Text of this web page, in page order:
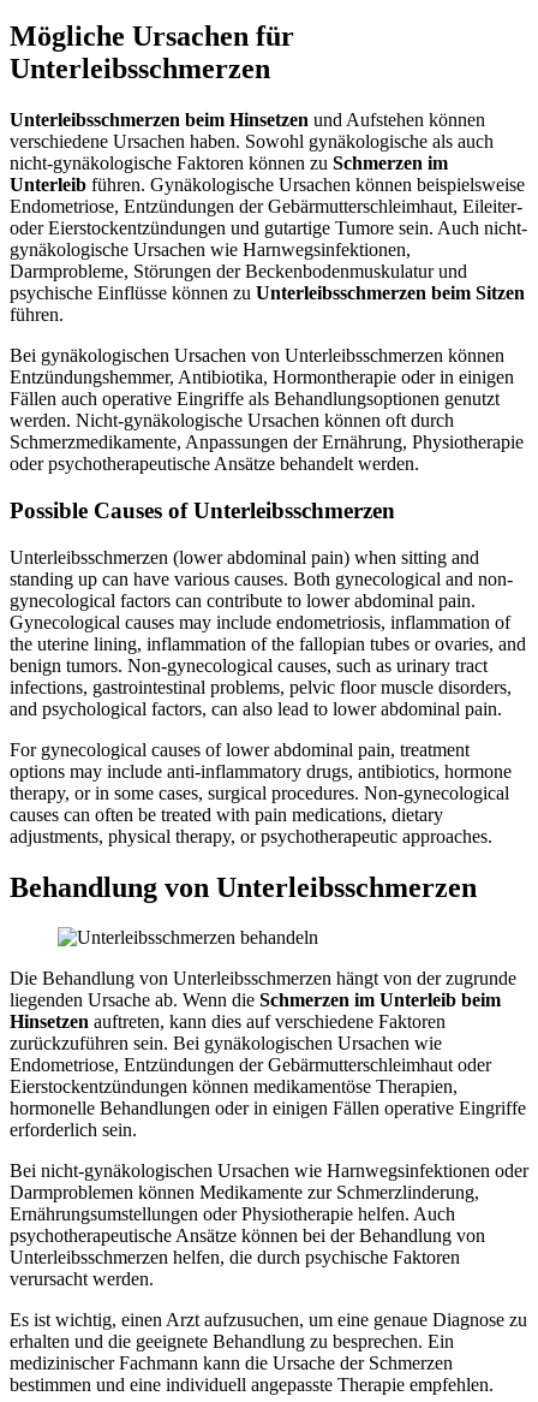
Mögliche Ursachen für
Unterleibsschmerzen
Unterleibsschmerzen beim Hinsetzen und Aufstehen können
verschiedene Ursachen haben. Sowohl gynäkologische als auch
nicht-gynäkologische Faktoren können zu Schmerzen im
Unterleib führen. Gynäkologische Ursachen können beispielsweise
Endometriose, Entzündungen der Gebärmutterschleimhaut, Eileiter-
oder Eierstockentzündungen und gutartige Tumore sein. Auch nicht-
gynäkologische Ursachen wie Harnwegsinfektionen,
Darmprobleme, Störungen der Beckenbodenmuskulatur und
psychische Einflüsse können zu Unterleibsschmerzen beim Sitzen
führen.
Bei gynäkologischen Ursachen von Unterleibsschmerzen können
Entzündungshemmer, Antibiotika, Hormontherapie oder in einigen
Fällen auch operative Eingriffe als Behandlungsoptionen genutzt
werden. Nicht-gynäkologische Ursachen können oft durch
Schmerzmedikamente, Anpassungen der Ernährung, Physiotherapie
oder psychotherapeutische Ansätze behandelt werden.
Possible Causes of Unterleibsschmerzen
Unterleibsschmerzen (lower abdominal pain) when sitting and
standing up can have various causes. Both gynecological and non-
gynecological factors can contribute to lower abdominal pain.
Gynecological causes may include endometriosis, inflammation of
the uterine lining, inflammation of the fallopian tubes or ovaries, and
benign tumors. Non-gynecological causes, such as urinary tract
infections, gastrointestinal problems, pelvic floor muscle disorders,
and psychological factors, can also lead to lower abdominal pain.
For gynecological causes of lower abdominal pain, treatment
options may include anti-inflammatory drugs, antibiotics, hormone
therapy, or in some cases, surgical procedures. Non-gynecological
causes can often be treated with pain medications, dietary
adjustments, physical therapy, or psychotherapeutic approaches.
Behandlung von Unterleibsschmerzen
Die Behandlung von Unterleibsschmerzen hängt von der zugrunde
liegenden Ursache ab. Wenn die Schmerzen im Unterleib beim
Hinsetzen auftreten, kann dies auf verschiedene Faktoren
zurückzuführen sein. Bei gynäkologischen Ursachen wie
Endometriose, Entzündungen der Gebärmutterschleimhaut oder
Eierstockentzündungen können medikamentöse Therapien,
hormonelle Behandlungen oder in einigen Fällen operative Eingriffe
erforderlich sein.
Bei nicht-gynäkologischen Ursachen wie Harnwegsinfektionen oder
Darmproblemen können Medikamente zur Schmerzlinderung,
Ernährungsumstellungen oder Physiotherapie helfen. Auch
psychotherapeutische Ansätze können bei der Behandlung von
Unterleibsschmerzen helfen, die durch psychische Faktoren
verursacht werden.
Es ist wichtig, einen Arzt aufzusuchen, um eine genaue Diagnose zu
erhalten und die geeignete Behandlung zu besprechen. Ein
medizinischer Fachmann kann die Ursache der Schmerzen
bestimmen und eine individuell angepasste Therapie empfehlen.